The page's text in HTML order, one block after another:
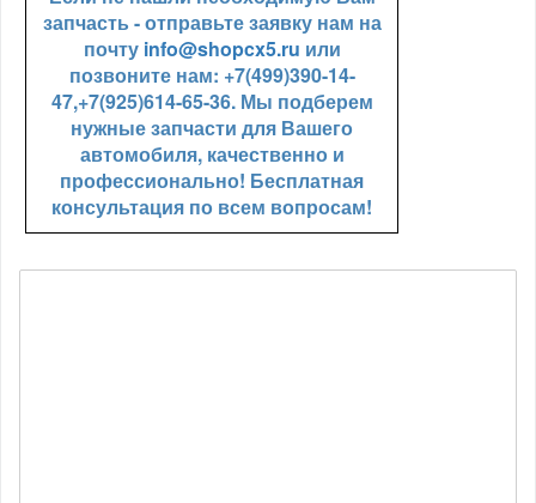
запчасть - отправьте заявку нам на
почту info@shopcx5.ru или
позвоните нам: +7(499)390-14-
47,+7(925)614-65-36. Мы подберем
нужные запчасти для Вашего
автомобиля, качественно и
профессионально! Бесплатная
консультация по всем вопросам!